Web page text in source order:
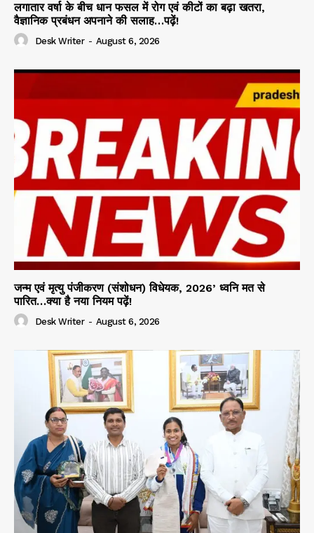
लगातार वर्षा के बीच धान फसल में रोग एवं कीटों का बढ़ा खतरा,
वैज्ञानिक प्रबंधन अपनाने की सलाह…पढ़ें!
Desk Writer - August 6, 2026
जन्म एवं मृत्यु पंजीकरण (संशोधन) विधेयक, 2026’ ध्वनि मत से
पारित…क्या है नया नियम पढ़ें!
Desk Writer - August 6, 2026